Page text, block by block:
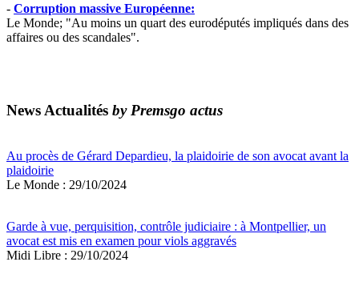
- Corruption massive Européenne:
Le Monde; "Au moins un quart des eurodéputés impliqués dans des
affaires ou des scandales".
News Actualités by Premsgo actus
Au procès de Gérard Depardieu, la plaidoirie de son avocat avant la
plaidoirie
Le Monde : 29/10/2024
Garde à vue, perquisition, contrôle judiciaire : à Montpellier, un
avocat est mis en examen pour viols aggravés
Midi Libre : 29/10/2024